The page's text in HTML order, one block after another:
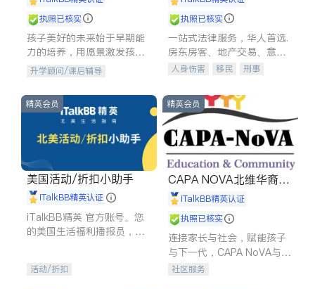
执照已核实
孩子美好的未来始于早期能
力的培养，用愿景激发孩子
的学习潜力和动力。理念：
拥有成长型心态是成功的基
石。
升学顾问/课后辅导
执照已核实
一站式法律服务，华人首选.
房东房客、地产交易、意外
伤害、车祸重伤、商业诉
建筑合同、刑事案件全包办
人身伤害 移民
刑事
信托/遗嘱
商业
索赔
律师-其它 保释
精英会员
美国活动/折扣小助手
iTalkBB精英认证
iTalkBB精英 官方账号。您
的美国生活福利播报员，精
专属福利。
活动/折扣
精英会员
CAPA NOVA北维华裔家
长会iTalkBB精英认证
执照已核实
连接家长与社会，赋能孩子
与下一代，CAPA NoVA与您
携手建设包容、公平、充满
社区服务